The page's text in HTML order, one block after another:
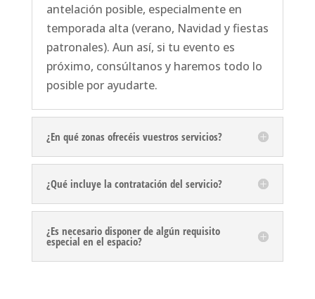
antelación posible, especialmente en
temporada alta (verano, Navidad y fiestas
patronales). Aun así, si tu evento es
próximo, consúltanos y haremos todo lo
posible por ayudarte.
¿En qué zonas ofrecéis vuestros servicios?
¿Qué incluye la contratación del servicio?
¿Es necesario disponer de algún requisito
especial en el espacio?